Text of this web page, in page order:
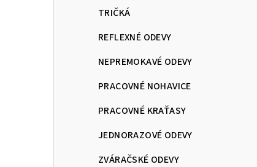
TRIČKÁ
REFLEXNÉ ODEVY
NEPREMOKAVÉ ODEVY
PRACOVNÉ NOHAVICE
PRACOVNÉ KRAŤASY
JEDNORAZOVÉ ODEVY
ZVÁRAČSKÉ ODEVY